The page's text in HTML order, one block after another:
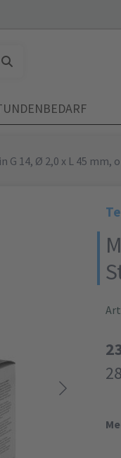
G 14, Ø 2,0 x L 45 mm,